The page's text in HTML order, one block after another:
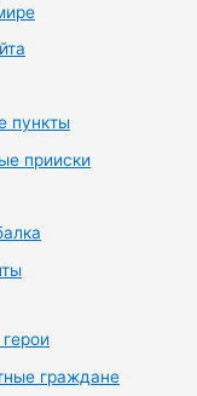
пункты
прииски
граждане